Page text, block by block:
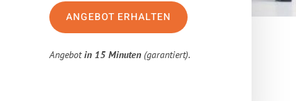
ANGEBOT ERHALTEN
Angebotin 15 Minuten (garantiert).